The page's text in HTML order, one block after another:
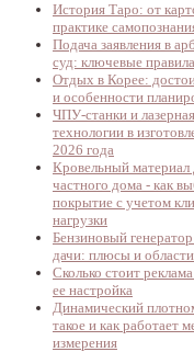
История Таро: от
практике
Подача заявления в
суд: ключевые
Отдых в Корее:
и особенности
ЧПУ-станки и
технологии в
2026 года
Кровельный
частного дома - как
покрытие с учетом
нагрузки
Бензиновый
дачи: плюсы и
Сколько стоит
ее настройка
Динамический
такое и как работает
измерения